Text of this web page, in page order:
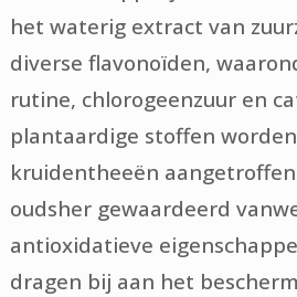
het waterig extract van
diverse flavonoïden,
rutine, chlorogeenzuur en
plantaardige stoffen
kruidentheeën
oudsher gewaardeerd
antioxidatieve
dragen bij aan het